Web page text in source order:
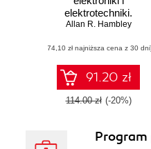
elektrotechniki.
Tom 3. Układy i
elektryczne
Allan R. Hambley
(74,10 zł najniższa cena z 30
91.20 zł
114.00 zł (-20%)